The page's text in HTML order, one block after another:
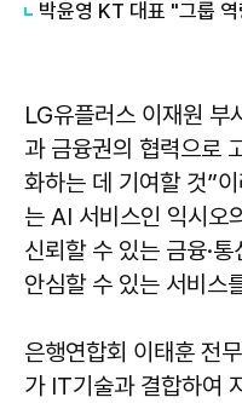
LG유플러스 이재원 부
과 금융권의 협력으로
화하는 데 기여할 것”
는 AI 서비스인 익시오
신뢰할 수 있는 금융·
안심할 수 있는 서비스
은행연합회 이태훈 전
가 IT기술과 결합하여